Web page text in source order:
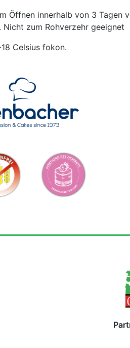
Öffnen innerhalb von 3 Tagen
Nicht zum Rohverzehr geeignet
Celsius fokon.